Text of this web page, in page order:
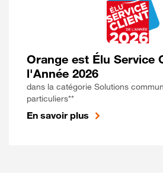
Orange est Élu Service
l'Année 2026
dans la catégorie Solutions
particuliers**
En savoir plus